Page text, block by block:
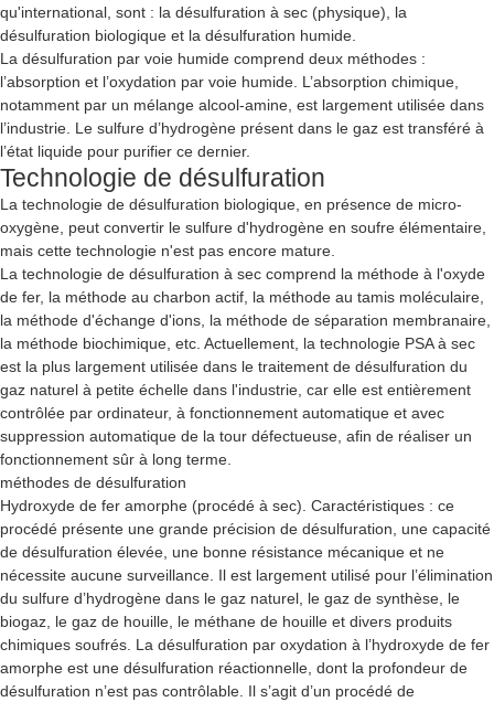
qu'international, sont : la désulfuration à sec (physique), la
désulfuration biologique et la désulfuration humide.
La désulfuration par voie humide comprend deux méthodes :
l’absorption et l’oxydation par voie humide. L’absorption chimique,
notamment par un mélange alcool-amine, est largement utilisée dans
l’industrie. Le sulfure d’hydrogène présent dans le gaz est transféré à
l’état liquide pour purifier ce dernier.
Technologie de désulfuration
La technologie de désulfuration biologique, en présence de micro-
oxygène, peut convertir le sulfure d'hydrogène en soufre élémentaire,
mais cette technologie n'est pas encore mature.
La technologie de désulfuration à sec comprend la méthode à l'oxyde
de fer, la méthode au charbon actif, la méthode au tamis moléculaire,
la méthode d'échange d'ions, la méthode de séparation membranaire,
la méthode biochimique, etc. Actuellement, la technologie PSA à sec
est la plus largement utilisée dans le traitement de désulfuration du
gaz naturel à petite échelle dans l'industrie, car elle est entièrement
contrôlée par ordinateur, à fonctionnement automatique et avec
suppression automatique de la tour défectueuse, afin de réaliser un
fonctionnement sûr à long terme.
méthodes de désulfuration
Hydroxyde de fer amorphe (procédé à sec). Caractéristiques : ce
procédé présente une grande précision de désulfuration, une capacité
de désulfuration élevée, une bonne résistance mécanique et ne
nécessite aucune surveillance. Il est largement utilisé pour l’élimination
du sulfure d’hydrogène dans le gaz naturel, le gaz de synthèse, le
biogaz, le gaz de houille, le méthane de houille et divers produits
chimiques soufrés. La désulfuration par oxydation à l’hydroxyde de fer
amorphe est une désulfuration réactionnelle, dont la profondeur de
désulfuration n’est pas contrôlable. Il s’agit d’un procédé de